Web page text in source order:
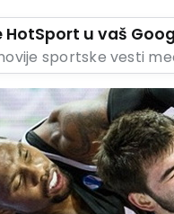
HotSport u vaš
sportske vesti